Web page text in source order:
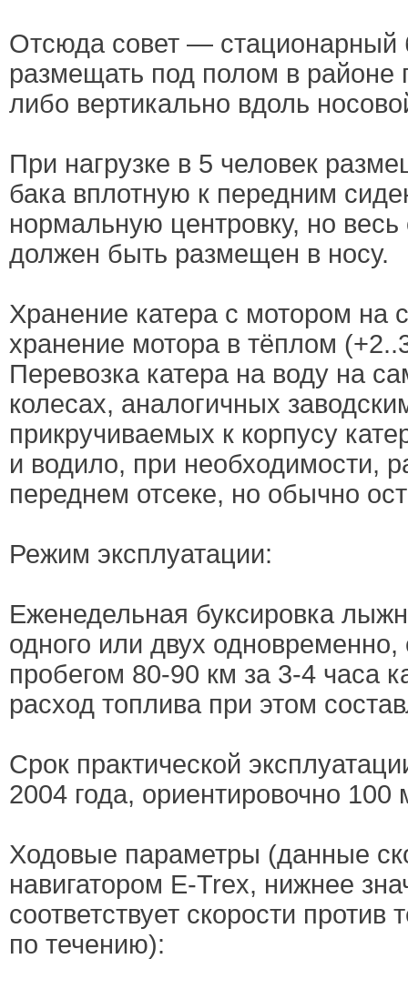
Отсюда совет — стационарный
размещать под полом в районе
либо вертикально вдоль
При нагрузке в 5 человек
бака вплотную к передним
нормальную центровку, но весь
должен быть размещен в носу.
Хранение катера с мотором на
хранение мотора в тёплом
Перевозка катера на воду на
колесах, аналогичных
прикручиваемых к корпусу
и водило, при необходимости,
переднем отсеке, но обычно
Режим эксплуатации:
Еженедельная буксировка
одного или двух
пробегом 80-90 км за 3-4 часа
расход топлива при этом
Срок практической
2004 года, ориентировочно 100
Ходовые параметры (данные
навигатором E-Trex, нижнее
соответствует скорости
по течению):